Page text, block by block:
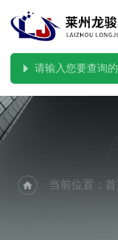
当前位置：